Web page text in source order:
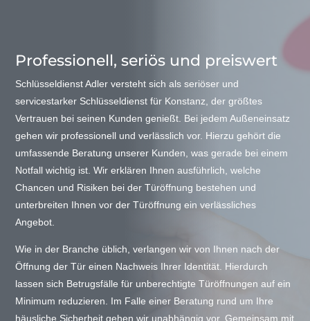
Professionell, seriös und preiswert
Schlüsseldienst Adler versteht sich als seriöser und
servicestarker Schlüsseldienst für Konstanz, der größtes
Vertrauen bei seinen Kunden genießt. Bei jedem Außeneinsatz
gehen wir professionell und verlässlich vor. Hierzu gehört die
umfassende Beratung unserer Kunden, was gerade bei einem
Notfall wichtig ist. Wir erklären Ihnen ausführlich, welche
Chancen und Risiken bei der Türöffnung bestehen und
unterbreiten Ihnen vor der Türöffnung ein verlässliches
Angebot.
Wie in der Branche üblich, verlangen wir von Ihnen nach der
Öffnung der Tür einen Nachweis Ihrer Identität. Hierdurch
lassen sich Betrugsfälle für unberechtigte Türöffnungen auf ein
Minimum reduzieren. Im Falle einer Beratung rund um Ihre
häusliche Sicherheit gehen wir unabhängig vor. Gemeinsam mit